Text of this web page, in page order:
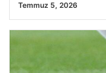
Temmuz 5, 2026